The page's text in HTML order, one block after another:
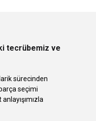
tecrübemiz ve
sürecinden
seçimi